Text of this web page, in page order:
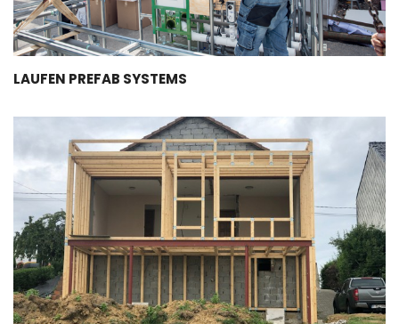
LAUFEN PREFAB SYSTEMS